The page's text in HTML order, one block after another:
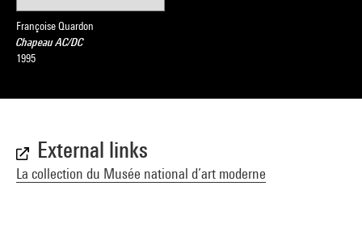
Françoise Quardon
Chapeau AC/DC
1995
External links
La collection du Musée national d’art moderne